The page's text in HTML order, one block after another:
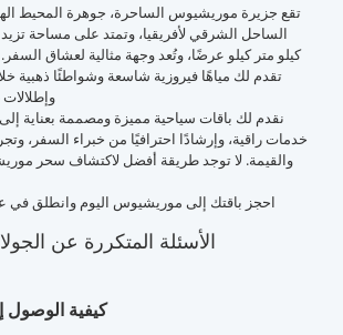
تقع جزيرة موريشيوس الساحرة، جوهرة المحيط
كيلو متر كيلو عرضًا، وتُعد وجهة مثالية لعشاق السفر.
تقدم لك مياهًا فيروزية شاسعة وشواطئًا ذهبية
نقدم لك باقات سياحية مميزة ومصممة بعناية
خدمات راقية، وإرشادًا احترافيًا من خبراء السفر،
والقيمة. لا توجد طريقة أفضل لاكتشاف سحر
احجز باقتك إلى موريشيوس اليوم وانطلق في
الأسئلة المتكررة عن
كيفية